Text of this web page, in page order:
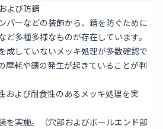
よび防錆
パーなどの装飾から、錆を防ぐために
多種多様なものが存在しています。
成していないメッキ処理が多数確認で
摩耗や錆の発生が起きていることが判
および耐食性のあるメッキ処理を実
を実施。（穴部およびボールエンド部